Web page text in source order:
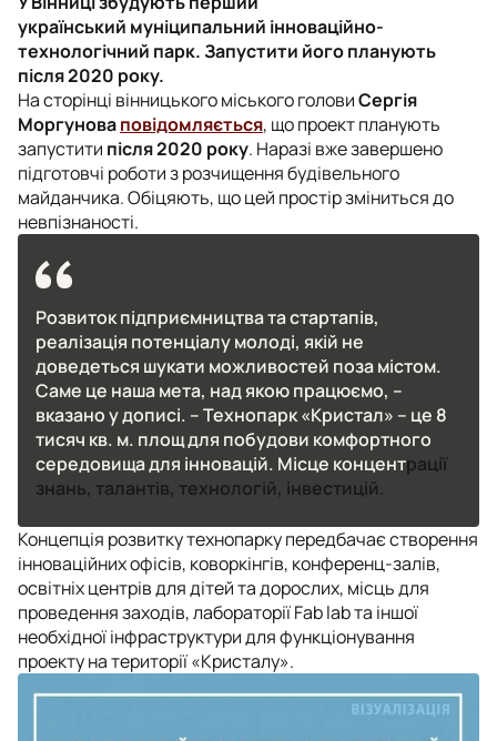
український муніципальний інноваційно-
технологічний парк. Запустити його планують
після 2020 року.
На сторінці вінницького міського головиСергія
Моргуноваповідомляється, що проект планують
запустити після 2020 року. Наразі вже завершено
підготовчі роботи з розчищення будівельного
майданчика. Обіцяють, що цей простір зміниться до
невпізнаності.
Розвиток підприємництва та стартапів,
реалізація потенціалу молоді, якій не
доведеться шукати можливостей поза містом.
Саме це наша мета, над якою працюємо, –
вказано у дописі. – Технопарк «Кристал» – це 8
тисяч кв. м. площ для побудови комфортного
середовища для інновацій. Місце концентрації
знань, талантів, технологій, інвестицій.
Концепція розвитку технопарку передбачає створення
інноваційних офісів, коворкінгів, конференц-залів,
освітніх центрів для дітей та дорослих, місць для
проведення заходів, лабораторії Fab lab та іншої
необхідної інфраструктури для функціонування
проекту на території «Кристалу».